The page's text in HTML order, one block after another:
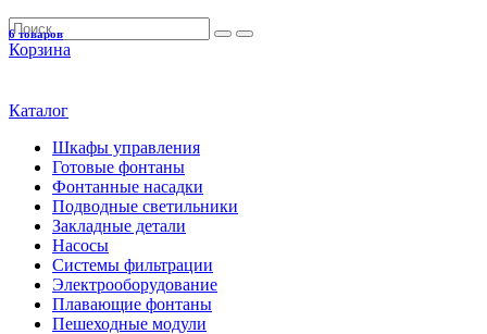
Корзина
Каталог
Шкафы управления
Готовые фонтаны
Фонтанные насадки
Подводные светильники
Закладные детали
Насосы
Системы фильтрации
Электрооборудование
Плавающие фонтаны
Пешеходные модули
6 товаров